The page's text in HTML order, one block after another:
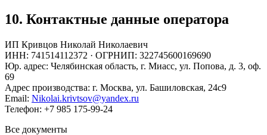
10. Контактные данные оператора
ИП Кривцов Николай Николаевич
ИНН: 741514112372 · ОГРНИП: 322745600169690
Юр. адрес: Челябинская область, г. Миасс, ул. Попова, д. 3, оф.
69
Адрес производства: г. Москва, ул. Башиловская, 24с9
Email: Nikolai.krivtsov@yandex.ru
Телефон: +7 985 175-99-24
Все документы